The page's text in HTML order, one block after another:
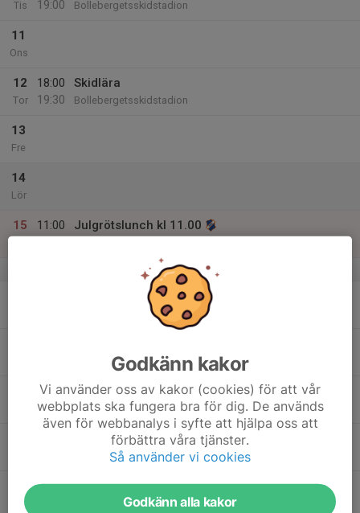
Tis
19:00
Bollebergetsskidstadion
11
Ons
12
Tor
18:00
19:30
Skidlära
Bollebergetsskidstadion
13
Fre
14
Lör
15
11:00
Julgrötslunch kl 11.00
v.51
Bollebergetsskidstadion
Skidlära
Bollebergetsskidstadion
Fre
Godkänn kakor
Vi använder oss av kakor (cookies) för att vår
webbplats ska fungera bra för dig. De används
även för webbanalys i syfte att hjälpa oss att
förbättra våra tjänster.
Så använder vi cookies
Godkänn alla kakor